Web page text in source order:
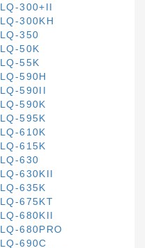
LQ-300+II
LQ-300KH
LQ-350
LQ-50K
LQ-55K
LQ-590H
LQ-590II
LQ-590K
LQ-595K
LQ-610K
LQ-615K
LQ-630
LQ-630KII
LQ-635K
LQ-675KT
LQ-680KII
LQ-680PRO
LQ-690C